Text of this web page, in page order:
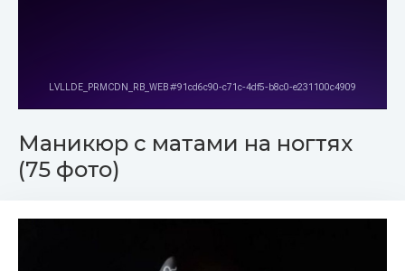
Маникюр с матами на ногтях
(75 фото)